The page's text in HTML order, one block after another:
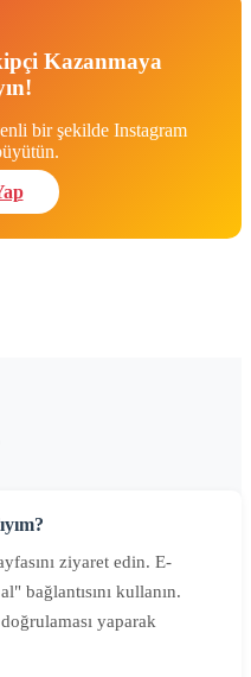
Kazanmaya
bir şekilde Instagram
ziyaret edin. E-
bağlantısını kullanın.
yaparak